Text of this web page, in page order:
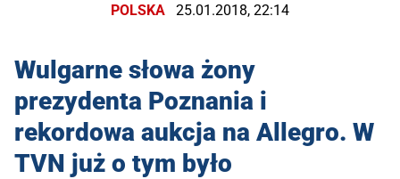
POLSKA 25.01.2018, 22:14
Wulgarne słowa żony
prezydenta Poznania i
rekordowa aukcja na Allegro. W
TVN już o tym było